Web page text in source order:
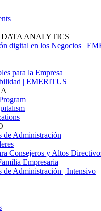
ANALYTICS
digital en los Negocios |
para la Empresa
| EMERITUS
de Administración
Consejeros y Altos
Empresaria
de Administración | Intensivo